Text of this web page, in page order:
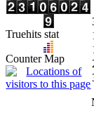
Truehits stat
Counter Map